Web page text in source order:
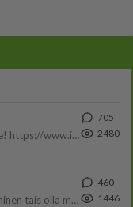
Nyt menee kissalan poikien touhu liian pitkälle! https://www.is.fi/kotimaa/art-2000012193221.html Karu video mopomiiti
705
2480
Menikös öoliisilta yli tuo mppedinkans kisaaminen tais olla melkoinen riski vahigoittaa tarpeettomasti jopa kuolla tuoss
460
1446